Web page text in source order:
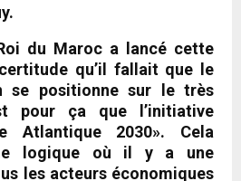
du Maroc a lancé cette
qu’il fallait que le
se positionne sur le très
pour ça que l’initiative
Atlantique 2030». Cela
logique où il y a une
les acteurs économiques